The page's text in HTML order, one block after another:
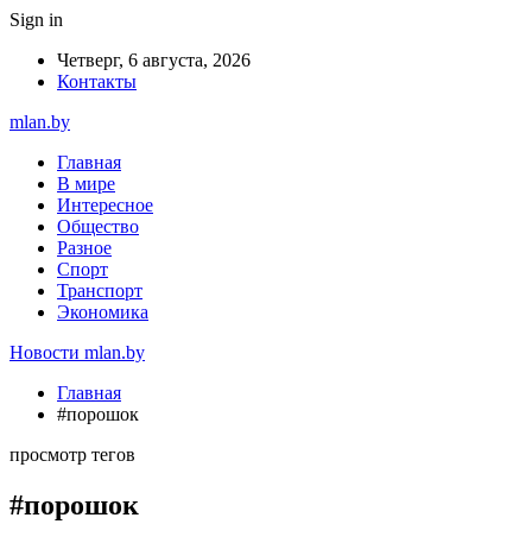
Sign in
Четверг, 6 августа, 2026
Контакты
mlan.by
Главная
В мире
Интересное
Общество
Разное
Спорт
Транспорт
Экономика
Новости mlan.by
Главная
#порошок
просмотр тегов
#порошок